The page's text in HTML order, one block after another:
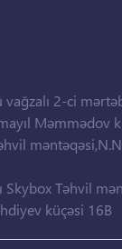
2-ci
Məmmədov
Skybox Təhvil
küçəsi 16B